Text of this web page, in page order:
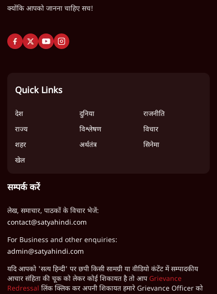
क्योंकि आपको जानना चाहिए सच!
Quick Links
देश दुनिया
राजनीति
राज्य
विश्लेषण
विचार
शहर
अर्थतंत्र
सिनेमा
खेल
सम्पर्क करें
लेख, समाचार, पाठकों के विचार भेजें:
contact@satyahindi.com
For Business and other enquiries:
admin@satyahindi.com
यदि आपको 'सत्य हिन्दी' पर छपी किसी सामग्री या वीडियो कंटेंट में सम्पादकीय
आचार संहिता की चूक को लेकर कोई शिकायत है तो आप Grievance
Redressal लिंक क्लिक कर अपनी शिकायत हमारे Grievance Officer को